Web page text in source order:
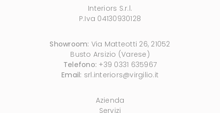
Interiors S.r.l.
P.Iva 04130930128
Showroom: Via Matteotti 26, 21052
Busto Arsizio (Varese)
Telefono: +39 0331 635967
Email: srl.interiors@virgilio.it
Azienda
Servizi